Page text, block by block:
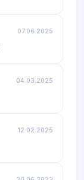
07.06.2025
04.03.2025
12.02.2025